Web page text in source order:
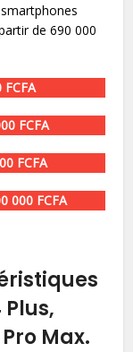
de 690 000
FCFA
FCFA
000 FCFA
Plus,
Max.